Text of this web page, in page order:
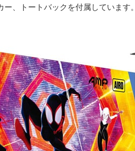
、トートバックを付属しています。